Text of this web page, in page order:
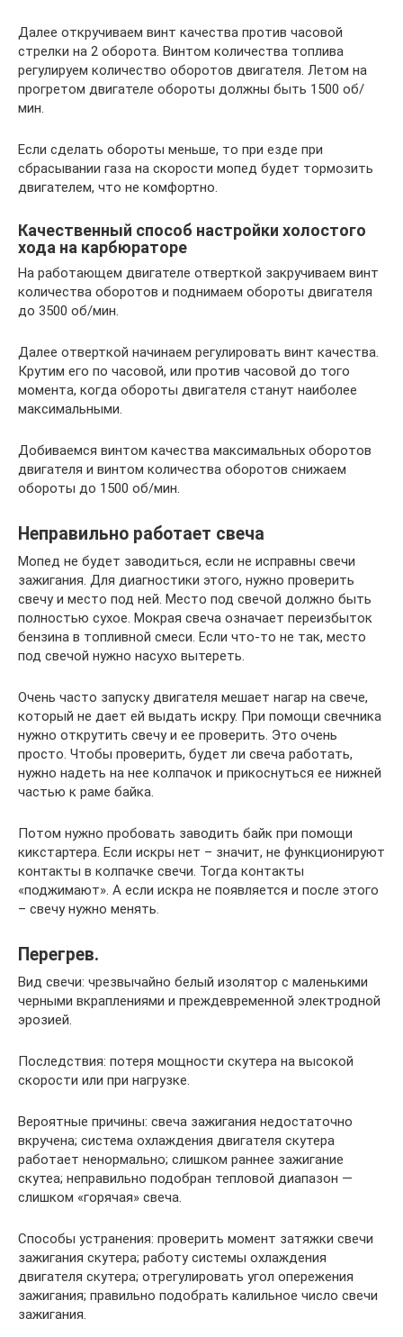
Далее откручиваем винт качества против часовой
стрелки на 2 оборота. Винтом количества топлива
регулируем количество оборотов двигателя. Летом на
прогретом двигателе обороты должны быть 1500 об/
мин.
Если сделать обороты меньше, то при езде при
сбрасывании газа на скорости мопед будет тормозить
двигателем, что не комфортно.
Качественный способ настройки холостого
хода на карбюраторе
На работающем двигателе отверткой закручиваем винт
количества оборотов и поднимаем обороты двигателя
до 3500 об/мин.
Далее отверткой начинаем регулировать винт качества.
Крутим его по часовой, или против часовой до того
момента, когда обороты двигателя станут наиболее
максимальными.
Добиваемся винтом качества максимальных оборотов
двигателя и винтом количества оборотов снижаем
обороты до 1500 об/мин.
Неправильно работает свеча
Мопед не будет заводиться, если не исправны свечи
зажигания. Для диагностики этого, нужно проверить
свечу и место под ней. Место под свечой должно быть
полностью сухое. Мокрая свеча означает переизбыток
бензина в топливной смеси. Если что-то не так, место
под свечой нужно насухо вытереть.
Очень часто запуску двигателя мешает нагар на свече,
который не дает ей выдать искру. При помощи свечника
нужно открутить свечу и ее проверить. Это очень
просто. Чтобы проверить, будет ли свеча работать,
нужно надеть на нее колпачок и прикоснуться ее нижней
частью к раме байка.
Потом нужно пробовать заводить байк при помощи
кикстартера. Если искры нет – значит, не функционируют
контакты в колпачке свечи. Тогда контакты
«поджимают». А если искра не появляется и после этого
– свечу нужно менять.
Перегрев.
Вид свечи: чрезвычайно белый изолятор с маленькими
черными вкраплениями и преждевременной электродной
эрозией.
Последствия: потеря мощности скутера на высокой
скорости или при нагрузке.
Вероятные причины: свеча зажигания недостаточно
вкручена; система охлаждения двигателя скутера
работает ненормально; слишком раннее зажигание
скутеа; неправильно подобран тепловой диапазон —
слишком «горячая» свеча.
Способы устранения: проверить момент затяжки свечи
зажигания скутера; работу системы охлаждения
двигателя скутера; отрегулировать угол опережения
зажигания; правильно подобрать калильное число свечи
зажигания.